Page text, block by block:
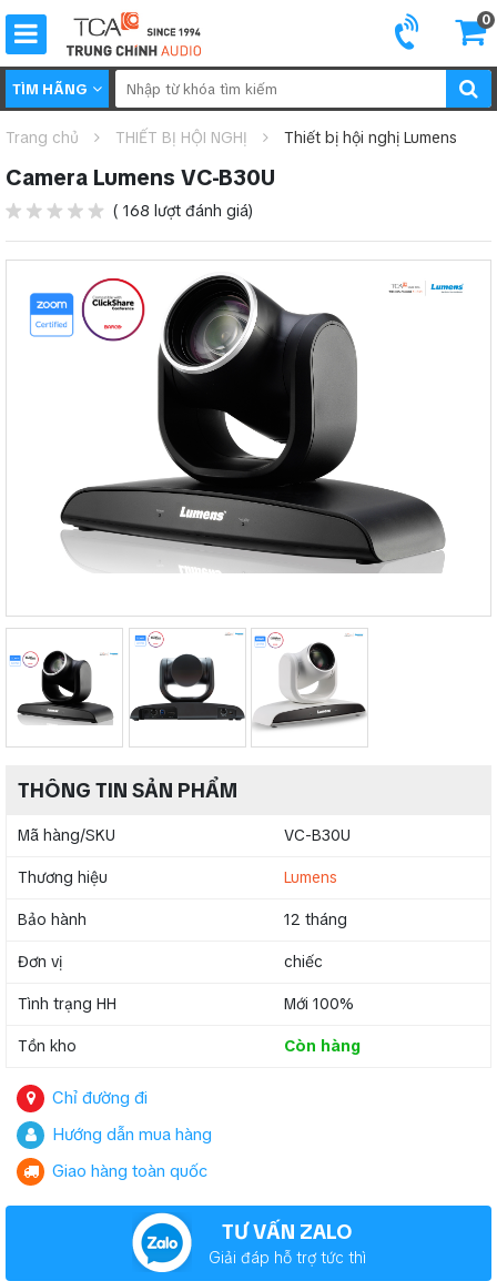
0
TÌM HÃNG
Trang chủ THIẾT BỊ HỘI NGHỊ Thiết bị hội nghị Lumens
Camera Lumens VC-B30U
( 168 lượt đánh giá)
THÔNG TIN SẢN PHẨM
Mã hàng/SKU VC-B30U
Thương hiệu Lumens
Bảo hành 12 tháng
Đơn vị chiếc
Tình trạng HH Mới 100%
Tồn kho Còn hàng
Chỉ đường đi
Hướng dẫn mua hàng
Giao hàng toàn quốc
TƯ VẤN ZALO
Giải đáp hỗ trợ tức thì